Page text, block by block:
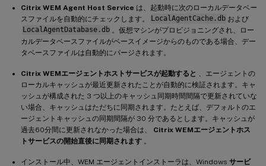
Citrix WEM Agent Host Service は、起動時に次のローカルデータベー
スファイルを自動的にチェックします。
LocalAgentCache.db および
LocalAgentDatabase.db 。仮想マシンがプロビジョニングされ、ロー
カルデータベースファイルがベースイメージからのものである場合、デー
タベースファイルは自動的にパージされます。
Citrix WEMエージェントホストサービスが起動すると
、エージェントの
ローカルキャッシュが最近更新されたことが自動的に検証されます。キャ
ッシュが構成された 3 つ以上のキャッシュ同期時間間隔で更新されていな
い場合、キャッシュはただちに同期されます。たとえば、デフォルトのエ
ージェントキャッシュの同期間隔が 30 分であるとします。キャッシュが
過去60分間に更新されなかった場合は、 Citrix WEMエージェントホス
トサービスの開始直後に同期されます 。
インストール中、WEM エージェントインストーラは、Windows サービ